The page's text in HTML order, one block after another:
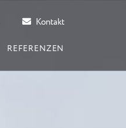
Kontakt
REFERENZEN